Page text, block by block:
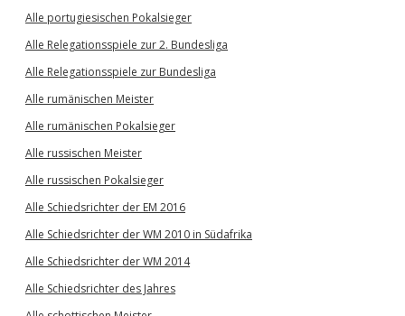
Alle portugiesischen Pokalsieger
Alle Relegationsspiele zur 2. Bundesliga
Alle Relegationsspiele zur Bundesliga
Alle rumänischen Meister
Alle rumänischen Pokalsieger
Alle russischen Meister
Alle russischen Pokalsieger
Alle Schiedsrichter der EM 2016
Alle Schiedsrichter der WM 2010 in Südafrika
Alle Schiedsrichter der WM 2014
Alle Schiedsrichter des Jahres